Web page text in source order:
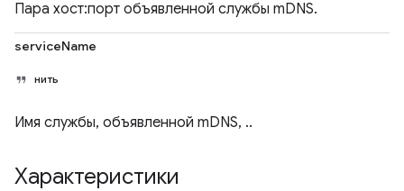
Пара хост:порт объявленной службы mDNS.
serviceName
нить
Имя службы, объявленной mDNS, ..
Характеристики